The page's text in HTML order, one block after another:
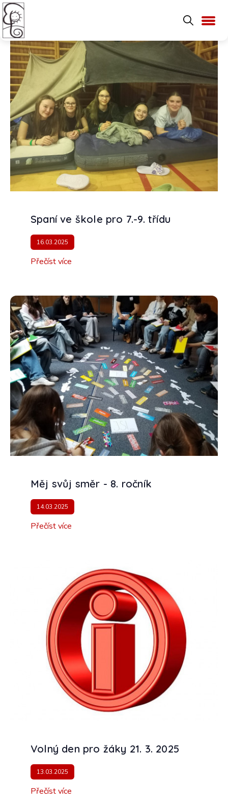
Spaní ve škole pro 7.-9. třídu
16.03.2025
Přečíst více
Měj svůj směr - 8. ročník
14.03.2025
Přečíst více
Volný den pro žáky 21. 3. 2025
13.03.2025
Přečíst více